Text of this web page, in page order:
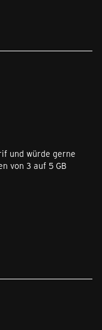
und würde gerne
von 3 auf 5 GB